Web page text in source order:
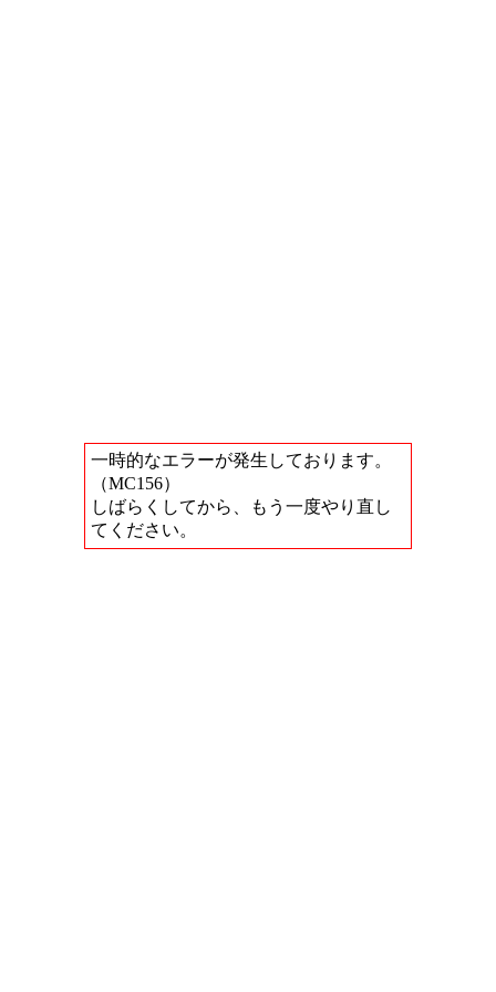
一時的なエラーが発生しております。
（MC156）
しばらくしてから、もう一度やり直し
てください。